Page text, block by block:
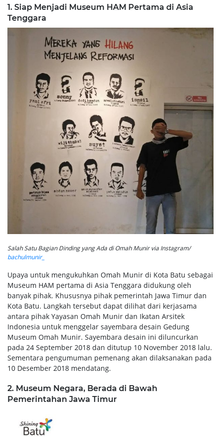
1. Siap Menjadi Museum HAM Pertama di Asia
Tenggara
Salah Satu Bagian Dinding yang Ada di Omah Munir via Instagram/
bachulmunir_
Upaya untuk mengukuhkan Omah Munir di Kota Batu sebagai
Museum HAM pertama di Asia Tenggara didukung oleh
banyak pihak. Khususnya pihak pemerintah Jawa Timur dan
Kota Batu. Langkah tersebut dapat dilihat dari kerjasama
antara pihak Yayasan Omah Munir dan Ikatan Arsitek
Indonesia untuk menggelar sayembara desain Gedung
Museum Omah Munir. Sayembara desain ini diluncurkan
pada 24 September 2018 dan ditutup 10 November 2018 lalu.
Sementara pengumuman pemenang akan dilaksanakan pada
10 Desember 2018 mendatang.
2. Museum Negara, Berada di Bawah
Pemerintahan Jawa Timur